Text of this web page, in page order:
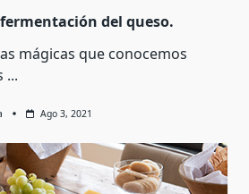
del queso.
mágicas que conocemos
...
Ago 3, 2021